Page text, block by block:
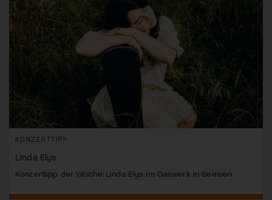
KONZERTTIPP
Linda Elys
Konzerttipp der Woche: Linda Elys im Gaswerk in Seewen